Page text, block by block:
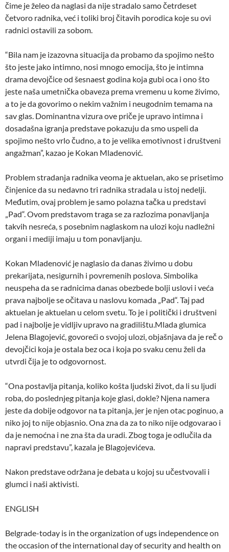
čime je želeo da naglasi da nije stradalo samo četrdeset
četvoro radnika, već i toliki broj čitavih porodica koje su ovi
radnici ostavili za sobom.
“Bila nam je izazovna situacija da probamo da spojimo nešto
što jeste jako intimno, nosi mnogo emocija, što je intimna
drama devojčice od šesnaest godina koja gubi oca i ono što
jeste naša umetnička obaveza prema vremenu u kome živimo,
a to je da govorimo o nekim važnim i neugodnim temama na
sav glas. Dominantna vizura ove priče je upravo intimna i
dosadašna igranja predstave pokazuju da smo uspeli da
spojimo nešto vrlo čudno, a to je velika emotivnost i društveni
angažman”, kazao je Kokan Mladenović.
Problem stradanja radnika veoma je aktuelan, ako se prisetimo
činjenice da su nedavno tri radnika stradala u istoj nedelji.
Međutim, ovaj problem je samo polazna tačka u predstavi
„Pad“. Ovom predstavom traga se za razlozima ponavljanja
takvih nesreća, s posebnim naglaskom na ulozi koju nadležni
organi i mediji imaju u tom ponavljanju.
Kokan Mladenović je naglasio da danas živimo u dobu
prekarijata, nesigurnih i povremenih poslova. Simbolika
neuspeha da se radnicima danas obezbede bolji uslovi i veća
prava najbolje se očitava u naslovu komada „Pad“. Taj pad
aktuelan je aktuelan u celom svetu. To je i politički i društveni
pad i najbolje je vidljiv upravo na gradilištu.Mlada glumica
Jelena Blagojević, govoreći o svojoj ulozi, objašnjava da je reč o
devojčici koja je ostala bez oca i koja po svaku cenu želi da
utvrdi čija je to odgovornost.
“Ona postavlja pitanja, koliko košta ljudski život, da li su ljudi
roba, do poslednjeg pitanja koje glasi, dokle? Njena namera
jeste da dobije odgovor na ta pitanja, jer je njen otac poginuo, a
niko joj to nije objasnio. Ona zna da za to niko nije odgovarao i
da je nemoćna i ne zna šta da uradi. Zbog toga je odlučila da
napravi predstavu”, kazala je Blagojevićeva.
Nakon predstave održana je debata u kojoj su učestvovali i
glumci i naši aktivisti.
ENGLISH
Belgrade-today is in the organization of ugs independence on
the occasion of the international day of security and health on